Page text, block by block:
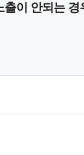
이 안되는